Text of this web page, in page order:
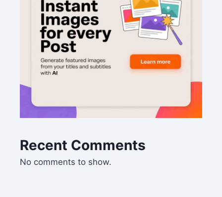
Recent Comments
No comments to show.